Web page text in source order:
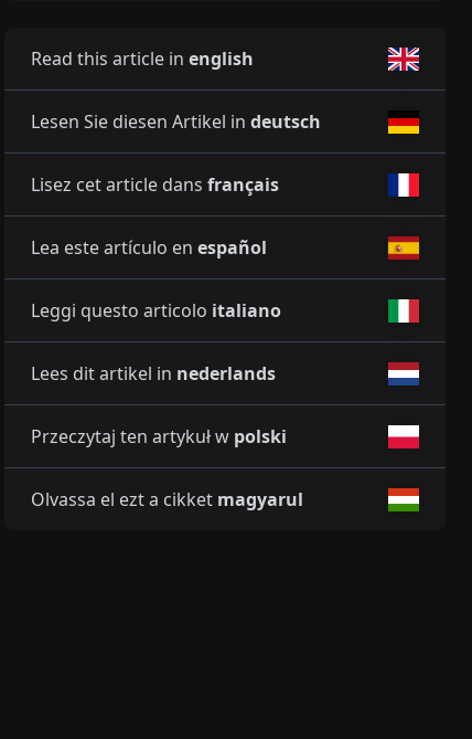
Read this article in english
Lesen Sie diesen Artikel in deutsch
Lisez cet article dans français
Lea este artículo en español
Leggi questo articolo italiano
Lees dit artikel in nederlands
Przeczytaj ten artykuł w polski
Olvassa el ezt a cikket magyarul